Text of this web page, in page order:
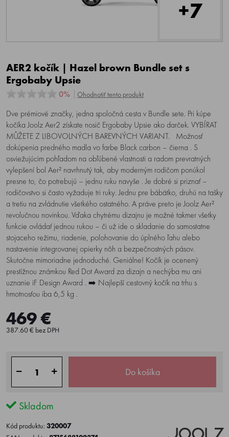
+7
AER2 kočík | Hazel brown Bundle set s
Ergobaby Upsie
0% Ohodnotiť tento produkt
Dve prémiové značky, jedna spoločná cesta v Bundle sete. Pri kúpe
kočíka Joolz Aer2 získate nosič Ergobaby Upsie ako darček. VYBÍRAT
MŮŽETE Z LIBOVOLNÝCH BAREVNÝCH VARIANT. Možnosť
dokúpenia predného madla vo farbe Black carbon – čierna . S
osviežujúcim pohľadom na obľúbené vlastnosti a radom prevratných
vylepšení bol Aer² navrhnutý tak, aby moderným rodičom ponúkol
presne to, čo potrebujú – jednu ruku navyše . Je dobré si priznať –
rodičovstvo si často vyžaduje tri ruky. Jednu pre bábätko, druhú na tašky
a tretiu na zvládnutie všetkého ostatného. A práve preto je Joolz Aer²
revolučnou novinkou. Vďaka chytrému dizajnu je možné takmer všetky
funkcie ovládať jednou rukou – či už ide o skladanie do samostatne
stojaceho režimu, riadenie, polohovanie do úplného ľahu alebo
nastavenie integrovanej opierky nôh a bezpečnostných pásov.
Skutočne mimoriadne jednoduché. Geniálne! Kočík je ocenený
prestížnou známkou Red Dot Award za dizajn a nechýba mu ani
uznanie iF Design Award . ➡️ Najlepší cestovný kočík na trhu s
hmotnosťou iba 6,5 kg .
469 €
387.60 € bez DPH
Do košíka
Skladom
Kód produktu:320007